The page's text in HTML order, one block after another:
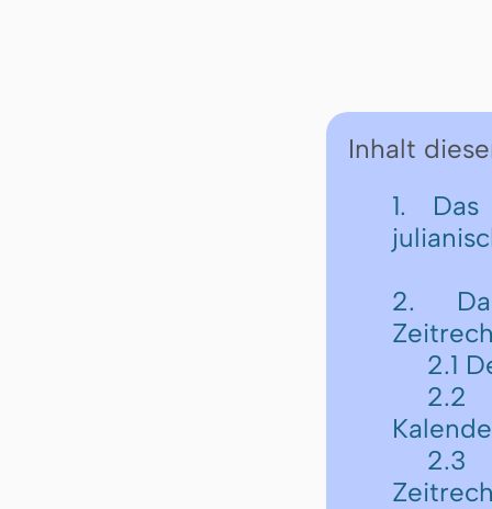
Inhalt
1.
2.
2.1
2.2
2.3